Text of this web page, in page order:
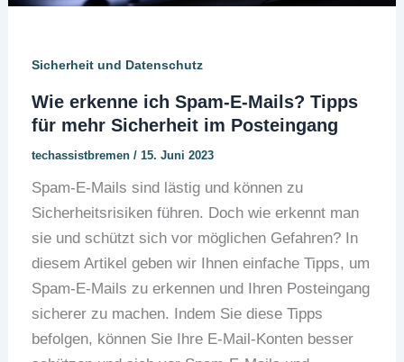
Sicherheit und Datenschutz
Wie erkenne ich Spam-E-Mails? Tipps
für mehr Sicherheit im Posteingang
techassistbremen / 15. Juni 2023
Spam-E-Mails sind lästig und können zu
Sicherheitsrisiken führen. Doch wie erkennt man
sie und schützt sich vor möglichen Gefahren? In
diesem Artikel geben wir Ihnen einfache Tipps, um
Spam-E-Mails zu erkennen und Ihren Posteingang
sicherer zu machen. Indem Sie diese Tipps
befolgen, können Sie Ihre E-Mail-Konten besser